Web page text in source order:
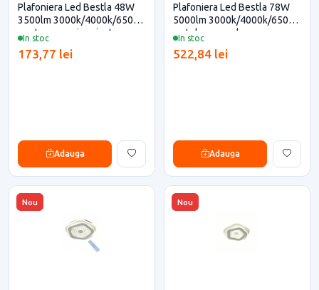
In stoc
Plafoniera Led Bestla 48W
3500lm 3000k/4000k/6500k
pentru casa si proiecte
173,77 lei
Adauga
In stoc
Plafoniera Led Bestla 78W
5000lm 3000k/4000k/6500k
cu telecomanda
522,84 lei
Adauga
Nou Nou